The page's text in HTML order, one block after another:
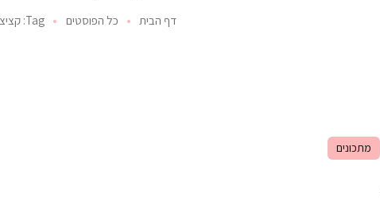
דף הבית כל הפוסטים Tag: קציצות לילדים
מתכונים